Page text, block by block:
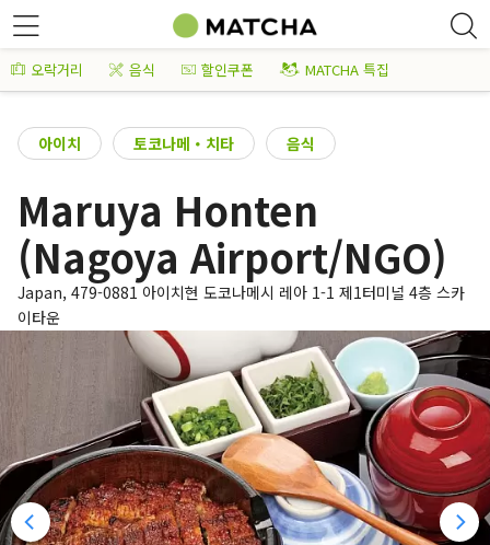
오락거리 음식 할인쿠폰 MATCHA 특집
아이치 토코나메・치타 음식
Maruya Honten
(Nagoya Airport/NGO)
Japan, 479-0881 아이치현 도코나메시 레아 1-1 제1터미널 4층 스카
이타운